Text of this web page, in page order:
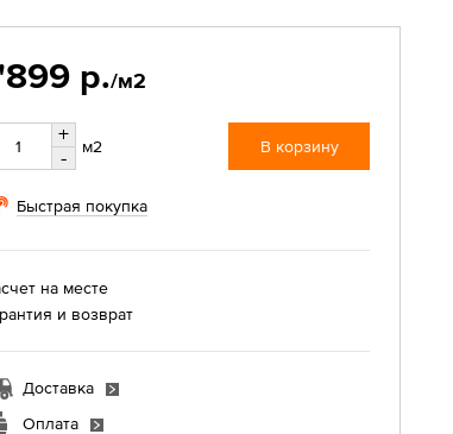
р./м2
+
-
м2 В корзину
Быстрая покупка
на месте
и возврат
Доставка
Оплата